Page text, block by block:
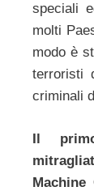
speciali
molti
modo è
terroristi
criminali
Il